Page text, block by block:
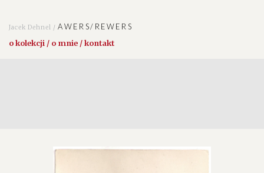
Jacek Dehnel /AWERS/REWERS
o kolekcji / o mnie / kontakt